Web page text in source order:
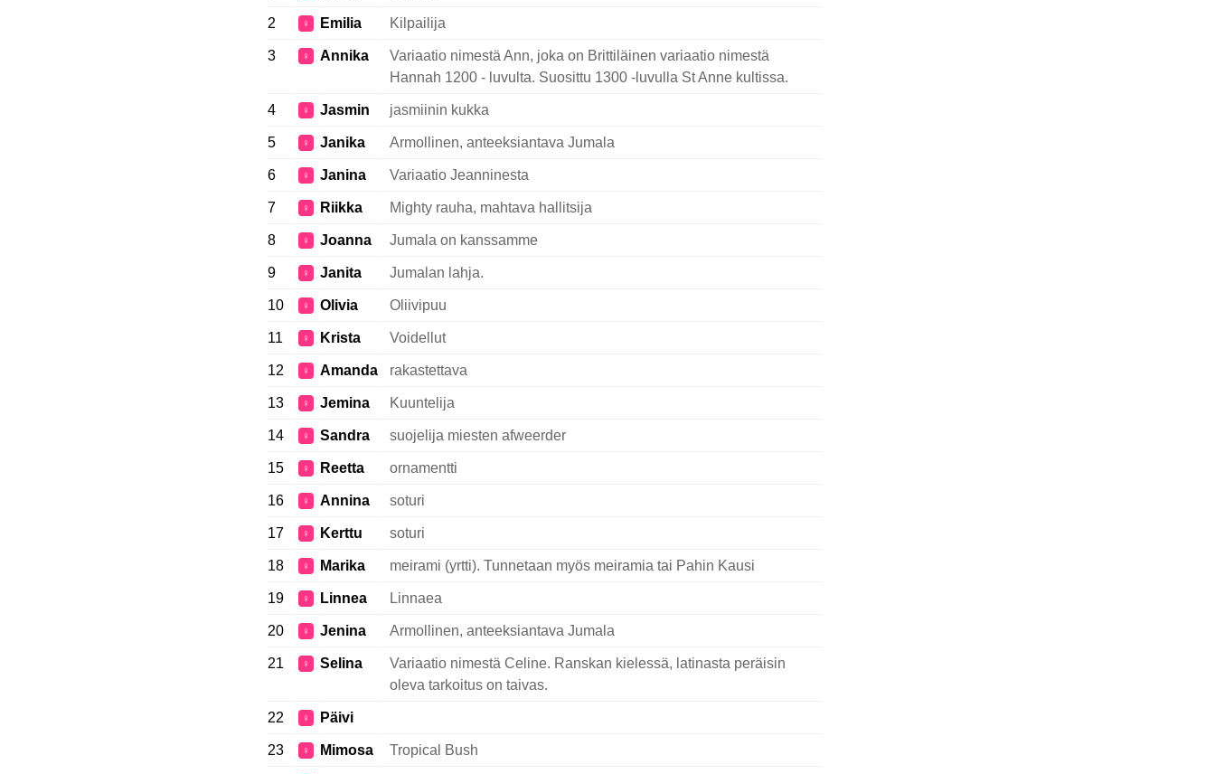
2 ♀ Emilia Kilpailija
3 ♀ Annika
Variaatio nimestä Ann, joka on Brittiläinen variaatio nimestä
Hannah 1200 - luvulta. Suosittu 1300 -luvulla St Anne kultissa.
4 ♀ Jasmin jasmiinin kukka
5 ♀ Janika Armollinen, anteeksiantava Jumala
6 ♀ Janina Variaatio Jeanninesta
7 ♀ Riikka Mighty rauha, mahtava hallitsija
8 ♀ Joanna Jumala on kanssamme
9 ♀ Janita Jumalan lahja.
10 ♀ Olivia Oliivipuu
11 ♀ Krista Voidellut
12 ♀ Amanda rakastettava
13 ♀ Jemina Kuuntelija
14 ♀ Sandra suojelija miesten afweerder
15 ♀ Reetta ornamentti
16 ♀ Annina soturi
17 ♀ Kerttu soturi
18 ♀ Marika meirami (yrtti). Tunnetaan myös meiramia tai Pahin Kausi
19 ♀ Linnea Linnaea
20 ♀ Jenina Armollinen, anteeksiantava Jumala
21 ♀ Selina
Variaatio nimestä Celine. Ranskan kielessä, latinasta peräisin
oleva tarkoitus on taivas.
22 ♀ Päivi
23 ♀ Mimosa Tropical Bush